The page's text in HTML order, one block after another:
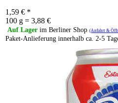
1,59 € *
100 g = 3,88 €
Auf Lager im Berliner Shop (Anfahrt &
Paket-Anlieferung innerhalb ca. 2-5